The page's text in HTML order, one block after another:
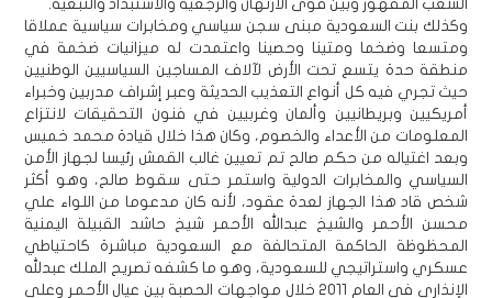
الشعب المقهور وبين قوى الارتهان والرجعية والاستبداد والتبعية.
وكذلك بنت السعودية مبنى سجن سياسي ومخابرات سياسية عملاقا
ومتسعا وضخما ومتينا وحصينا واعتمدت له ميزانيات ضخمة في
منطقة حدة يتسع تحت الأرض لآلاف المساجين السياسيين الوطنيين
حيث تجري فيه كل أنواع التعذيب الحديثة وعبر إشراف مدربين وخبراء
أمريكيين وبريطانيين وألمان وغربيين في فنون التحقيقات لانتزاع
المعلومات من الأعداء والخصوم، وكان هذا خلال قيادة محمد خميس
وبعد اغتياله من حكم صالح تم تعيين غالب القمش رئيسا لجهاز الأمن
السياسي والمخابرات الدولية واستمر حتى سقوط صالح، وهو أكثر
شخص قاد هذا الجهاز لعدة عقود، لأنه كان مدعوما من اللواء علي
محسن الأحمر والشيخ عبدالله الأحمر شيخ حاشد القبيلة اليمنية
المحظوظة الحاكمة المتحالفة مع السعودية مباشرة كاحتياطي
عسكري واستراتيجي للسعودية، وهو ما كشفه تصريح الملك عبدلله
الإنذاري في العام 2011 خلال مواجهات الحصبة بين عيال الأحمر وعلي